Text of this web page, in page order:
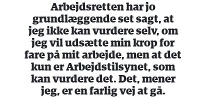
Arbejdsretten har jo
grundlæggende set sagt, at
jeg ikke kan vurdere selv, om
jeg vil udsætte min krop for
fare på mit arbejde, men at det
kun er Arbejdstilsynet, som
kan vurdere det. Det, mener
jeg, er en farlig vej at gå.